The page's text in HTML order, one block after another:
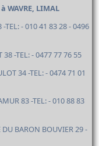
LIMAL
-TEL: - 010 41 83 28 - 0496
38 -TEL: - 0477 77 76 55
34 -TEL: - 0474 71 01
83 -TEL: - 010 88 83
DU BARON BOUVIER 29 -